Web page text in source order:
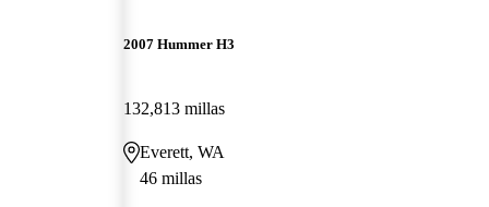
2007 Hummer H3
132,813 millas
Everett, WA
46 millas